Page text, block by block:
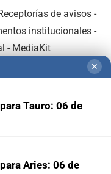
de avisos -
institucionales-
- MediaKit
✕
Tauro: 06 de
Aries: 06 de